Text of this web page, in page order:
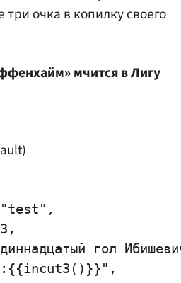
очка в копилку своего
мчится в Лигу
гол